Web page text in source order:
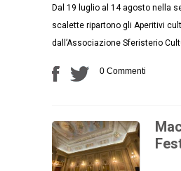
Dal 19 luglio al 14 agosto nella
scalette ripartono gli Aperitivi
dall’Associazione Sferisterio
0 Commenti